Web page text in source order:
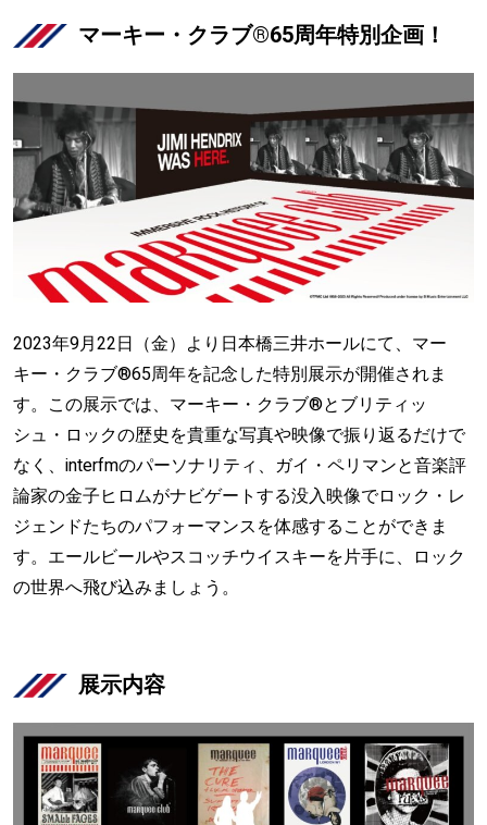
マーキー・クラブ®65周年特別企画！
2023年9月22日（金）より日本橋三井ホールにて、マー
キー・クラブ®65周年を記念した特別展示が開催されま
す。この展示では、マーキー・クラブ®とブリティッ
シュ・ロックの歴史を貴重な写真や映像で振り返るだけで
なく、interfmのパーソナリティ、ガイ・ペリマンと音楽評
論家の金子ヒロムがナビゲートする没入映像でロック・レ
ジェンドたちのパフォーマンスを体感することができま
す。エールビールやスコッチウイスキーを片手に、ロック
の世界へ飛び込みましょう。
展示内容